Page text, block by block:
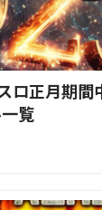
ロ正月期
覧